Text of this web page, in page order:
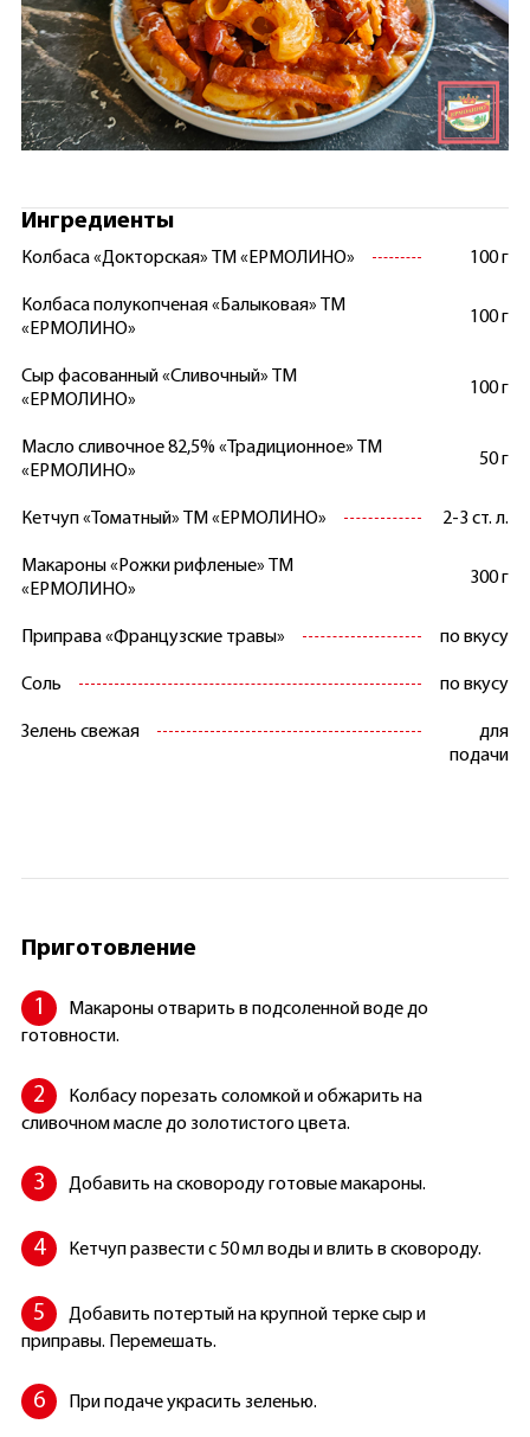
Ингредиенты
Колбаса «Докторская» ТМ «ЕРМОЛИНО» 100 г
Колбаса полукопченая «Балыковая» ТМ
«ЕРМОЛИНО»
100 г
Сыр фасованный «Сливочный» ТМ
«ЕРМОЛИНО»
100 г
Масло сливочное 82,5% «Традиционное» ТМ
«ЕРМОЛИНО»
50 г
Кетчуп «Томатный» ТМ «ЕРМОЛИНО» 2-3 ст. л.
Макароны «Рожки рифленые» ТМ
«ЕРМОЛИНО»
300 г
Приправа «Французские травы» по вкусу
Соль по вкусу
Зелень свежая
для
подачи
Приготовление
Макароны отварить в подсоленной воде до
готовности.
Колбасу порезать соломкой и обжарить на
сливочном масле до золотистого цвета.
Добавить на сковороду готовые макароны.
Кетчуп развести с 50 мл воды и влить в сковороду.
Добавить потертый на крупной терке сыр и
приправы. Перемешать.
При подаче украсить зеленью.